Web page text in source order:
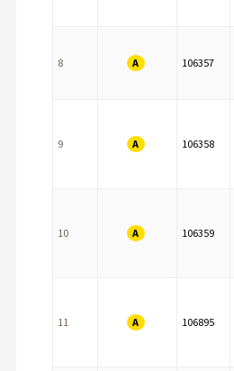
8 A 106357
9 A 106358
10 A 106359
11 A 106895